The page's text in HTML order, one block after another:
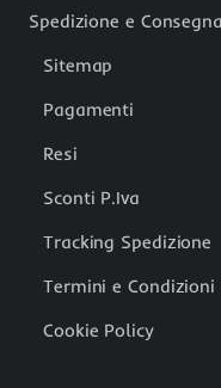
Spedizione e Consegna
Sitemap
Pagamenti
Resi
Sconti P.Iva
Tracking Spedizione
Termini e Condizioni
Cookie Policy